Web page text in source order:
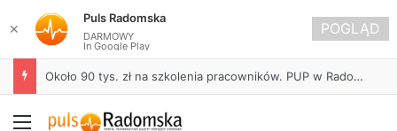
Około 90 tys. zł na szkolenia pracowników. PUP w Radomsku ogłasza nabór wniosków
Menu
✕
Puls Radomska
DARMOWY
In Google Play
POGLĄD